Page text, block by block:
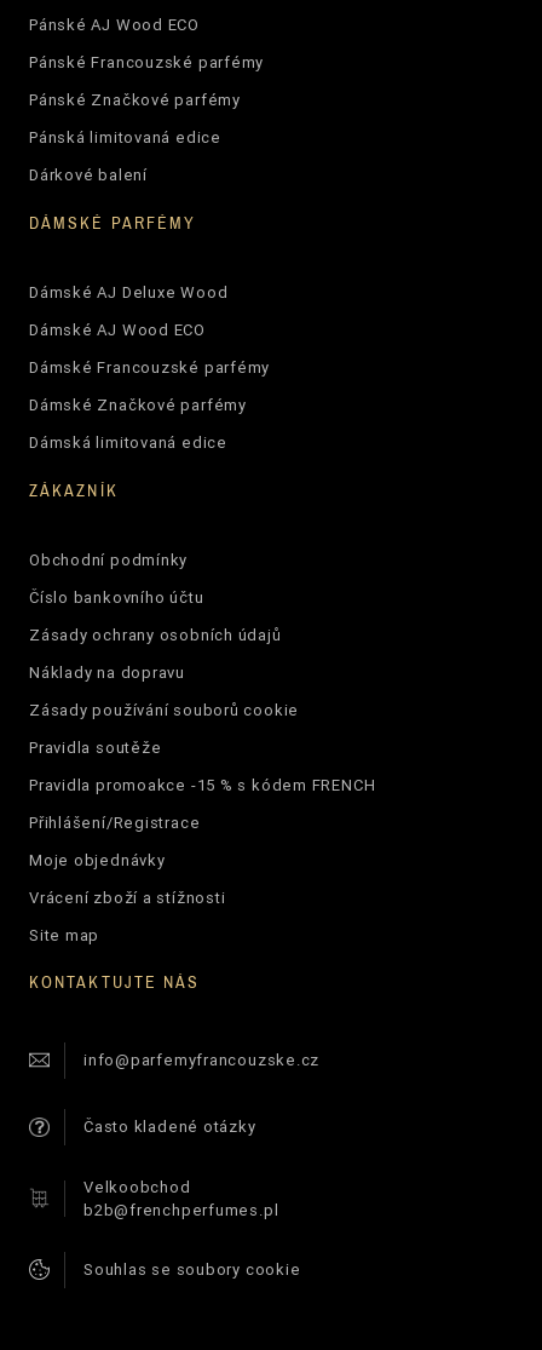
Pánské AJ Wood ECO
Pánské Francouzské parfémy
Pánské Značkové parfémy
Pánská limitovaná edice
Dárkové balení
DÁMSKÉ PARFÉMY
Dámské AJ Deluxe Wood
Dámské AJ Wood ECO
Dámské Francouzské parfémy
Dámské Značkové parfémy
Dámská limitovaná edice
ZÁKAZNÍK
Obchodní podmínky
Číslo bankovního účtu
Zásady ochrany osobních údajů
Náklady na dopravu
Zásady používání souborů cookie
Pravidla soutěže
Pravidla promoakce -15 % s kódem FRENCH
Přihlášení/Registrace
Moje objednávky
Vrácení zboží a stížnosti
Site map
KONTAKTUJTE NÁS
info@parfemyfrancouzske.cz
Často kladené otázky
Velkoobchod
b2b@frenchperfumes.pl
Souhlas se soubory cookie